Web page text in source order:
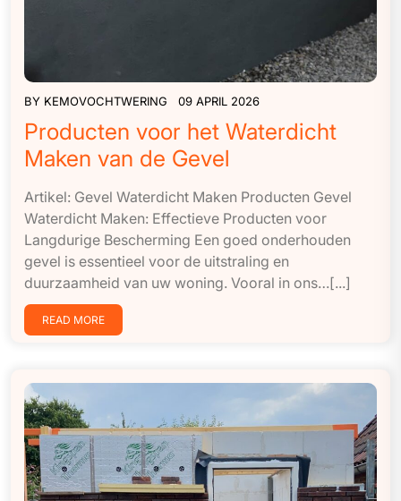
BY KEMOVOCHTWERING 09 APRIL 2026
Producten voor het Waterdicht
Maken van de Gevel
Artikel: Gevel Waterdicht Maken Producten Gevel
Waterdicht Maken: Effectieve Producten voor
Langdurige Bescherming Een goed onderhouden
gevel is essentieel voor de uitstraling en
duurzaamheid van uw woning. Vooral in ons…[...]
READ MORE